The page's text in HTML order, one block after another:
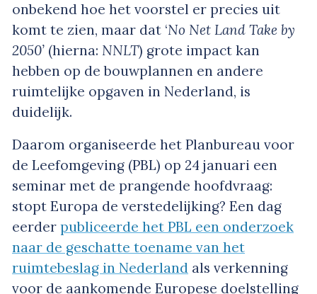
onbekend hoe het voorstel er precies uit
komt te zien, maar dat ‘No Net Land Take by
2050’ (hierna: NNLT) grote impact kan
hebben op de bouwplannen en andere
ruimtelijke opgaven in Nederland, is
duidelijk.
Daarom organiseerde het Planbureau voor
de Leefomgeving (PBL) op 24 januari een
seminar met de prangende hoofdvraag:
stopt Europa de verstedelijking? Een dag
eerder publiceerde het PBL een onderzoek
naar de geschatte toename van het
ruimtebeslag in Nederland als verkenning
voor de aankomende Europese doelstelling